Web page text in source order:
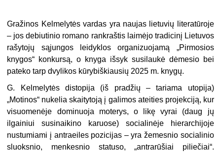
Gražinos Kelmelytės vardas yra naujas lietuvių literatūroje
– jos debiutinio romano rankraštis laimėjo tradicinį Lietuvos
rašytojų sąjungos leidyklos organizuojamą „Pirmosios
knygos“ konkursą, o knyga išsyk susilaukė dėmesio bei
pateko tarp dvylikos kūrybiškiausių 2025 m. knygų.
G. Kelmelytės distopija (iš pradžių – tariama utopija)
„Motinos“ nukelia skaitytoją į galimos ateities projekciją, kur
visuomenėje dominuoja moterys, o likę vyrai (daug jų
ilgainiui susinaikino karuose) socialinėje hierarchijoje
nustumiami į antraeiles pozicijas – yra žemesnio socialinio
sluoksnio, menkesnio statuso, „antrarūšiai piliečiai“.